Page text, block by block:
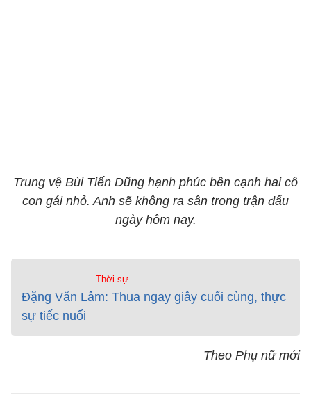
Trung vệ Bùi Tiến Dũng hạnh phúc bên cạnh hai cô
con gái nhỏ. Anh sẽ không ra sân trong trận đấu
ngày hôm nay.
Thời sự
Đặng Văn Lâm: Thua ngay giây cuối cùng, thực
sự tiếc nuối
Theo Phụ nữ mới